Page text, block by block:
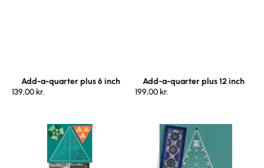
Add-a-quarter plus 6 inch
139,00 kr.
Add-a-quarter plus 12 inch
199,00 kr.